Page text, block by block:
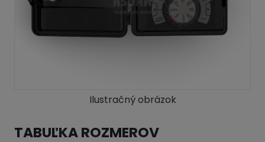
Ilustračný obrázok
TABUĽKA ROZMEROV